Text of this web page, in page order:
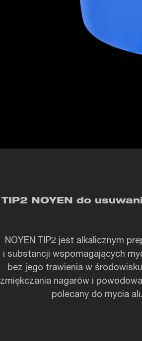
TIP2 NOYEN do
NOYEN TIP2 jest alkalicznym
i substancji wspomagających
bez jego trawienia w
zmiękczania nagarów i
polecany do mycia